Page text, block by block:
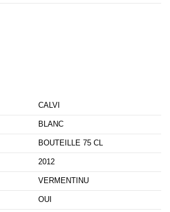
CALVI
BLANC
BOUTEILLE 75 CL
2012
VERMENTINU
OUI